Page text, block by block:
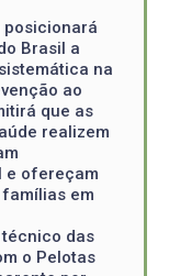
posicionará
Brasil a
na
ao
que as
realizem
e ofereçam
em
das
o Pelotas